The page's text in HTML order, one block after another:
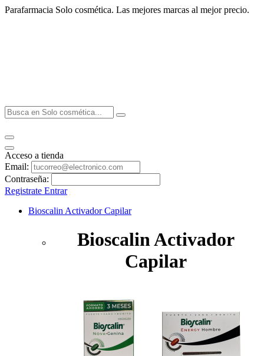
Parafarmacia Solo cosmética. Las mejores marcas al mejor precio.
Acceso a tienda
Email:
Contraseña:
Registrate Entrar
Bioscalin Activador Capilar
Bioscalin Activador
Capilar